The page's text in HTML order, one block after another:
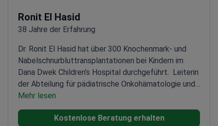
Ronit El Hasid
38 Jahre der Erfahrung
Dr. Ronit El Hasid hat über 300 Knochenmark- und
Nabelschnurbluttransplantationen bei Kindern im
Dana Dwek Children’s Hospital durchgeführt. Leiterin
der Abteilung für pädiatrische Onkohämatologie und
OnkologieVeröffentlichung von über 50
wissenschaftlichen Arbeiten und über 40
KonferenzberichtenMitglied der American Society of
Mehr lesen
Kostenlose Beratung erhalten